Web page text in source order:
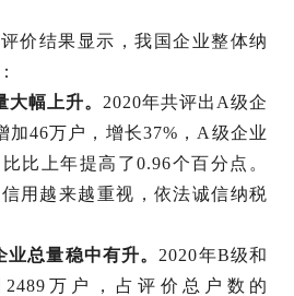
价结果显示，我国企业整体纳
幅上升。 2020年共评出A级企
加46万户，增长37%，A级企业
比上年提高了0.96个百分点。
用越来越重视，依法诚信纳税
总量稳中有升。 2020年B级和
万户，占评价总户数的